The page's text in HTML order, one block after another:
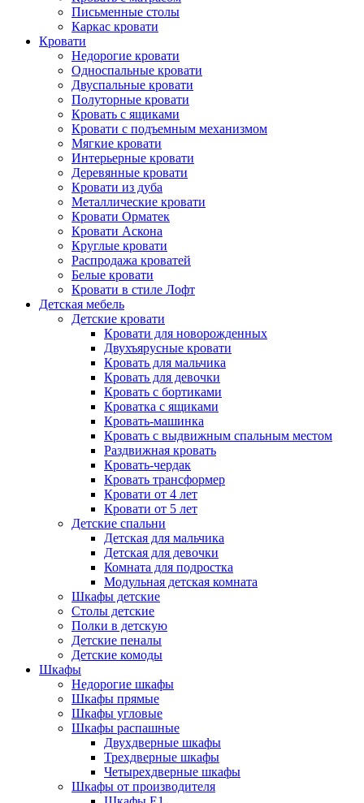
Письменные столы
Каркас кровати
Кровати
Недорогие кровати
Односпальные кровати
Двуспальные кровати
Полуторные кровати
Кровать с ящиками
Кровати с подъемным механизмом
Мягкие кровати
Интерьерные кровати
Деревянные кровати
Кровати из дуба
Металлические кровати
Кровати Орматек
Кровати Аскона
Круглые кровати
Распродажа кроватей
Белые кровати
Кровати в стиле Лофт
Детская мебель
Детские кровати
Кровати для новорожденных
Двухъярусные кровати
Кровать для мальчика
Кровать для девочки
Кровать с бортиками
Кроватка с ящиками
Кровать-машинка
Кровать с выдвижным спальным местом
Раздвижная кровать
Кровать-чердак
Кровать трансформер
Кровати от 4 лет
Кровати от 5 лет
Детские спальни
Детская для мальчика
Детская для девочки
Комната для подростка
Модульная детская комната
Шкафы детские
Столы детские
Полки в детскую
Детские пеналы
Детские комоды
Шкафы
Недорогие шкафы
Шкафы прямые
Шкафы угловые
Шкафы распашные
Двухдверные шкафы
Трехдверные шкафы
Четырехдверные шкафы
Шкафы от производителя